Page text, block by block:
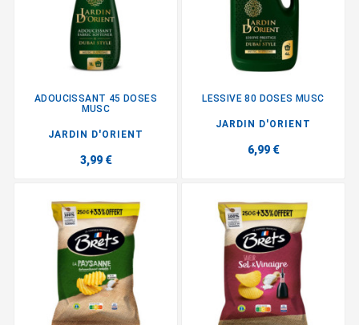
ADOUCISSANT 45 DOSES
MUSC
JARDIN D'ORIENT
3,99 €
LESSIVE 80 DOSES MUSC
JARDIN D'ORIENT
6,99 €